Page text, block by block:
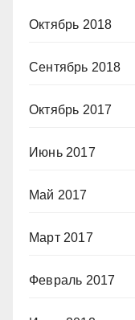
Октябрь 2018
Сентябрь 2018
Октябрь 2017
Июнь 2017
Май 2017
Март 2017
Февраль 2017